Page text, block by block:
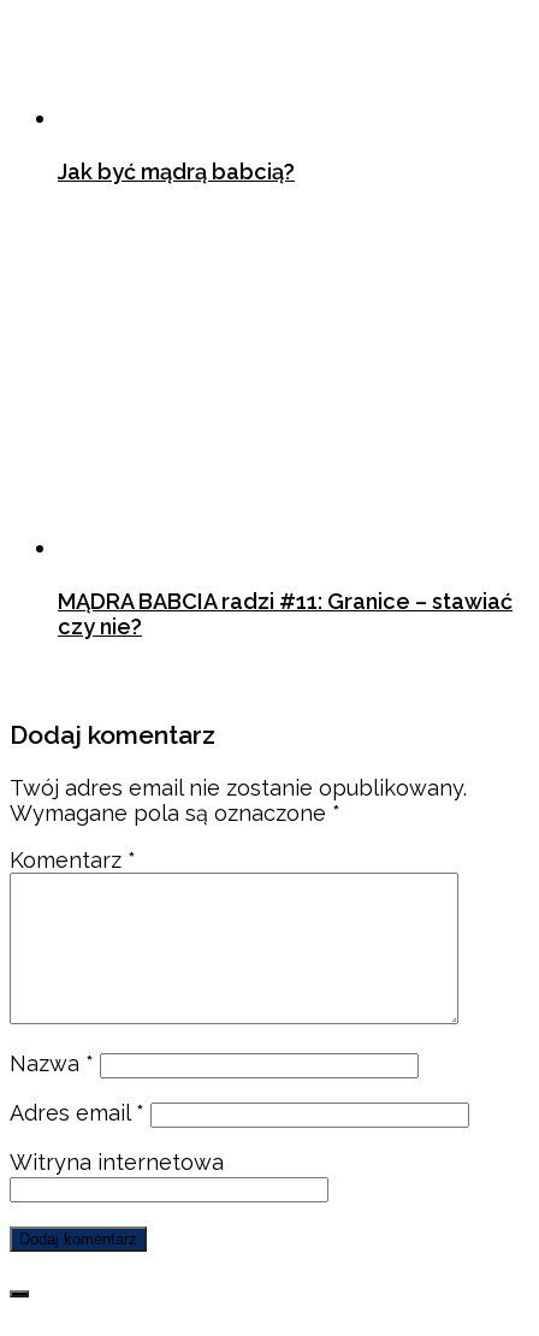
Jak być mądrą babcią?
MĄDRA BABCIA radzi #11: Granice – stawiać
czy nie?
Dodaj komentarz
Twój adres email nie zostanie opublikowany.
Wymagane pola są oznaczone *
Komentarz *
Nazwa *
Adres email *
Witryna internetowa